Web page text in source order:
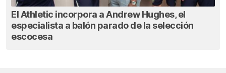
El Athletic incorpora a Andrew Hughes, el
especialista a balón parado de la selección
escocesa